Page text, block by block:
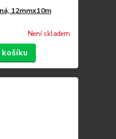
12mmx10m
Není skladem